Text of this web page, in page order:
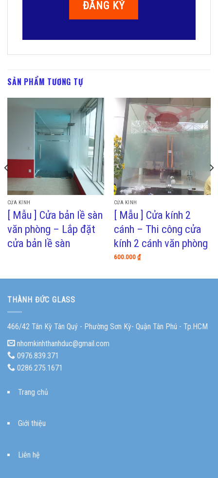
SẢN PHẨM TƯƠNG TỰ
CỬA KÍNH
[ Mẫu ] Cửa bản lề sàn
văn phòng – Lắp đặt
cửa bản lề sàn
CỬA KÍNH
[ Mẫu ] Cửa kính 2
cánh – Thi công cửa
kính 2 cánh văn phòng
600.000₫
THÀNH ĐỨC GLASS
466/42 Tân Kỳ Tân Quý - Phường Sơn Kỳ- Quận Tân Phú - Tp.HCM
nhomkinhthanhduc@gmail.com
0976.839.371
0286.275.1671
Trang chủ
Giới thiệu
Liên hệ